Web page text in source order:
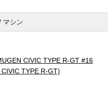
マシン
CIVIC TYPE R-GT #16
TYPE R-GT)